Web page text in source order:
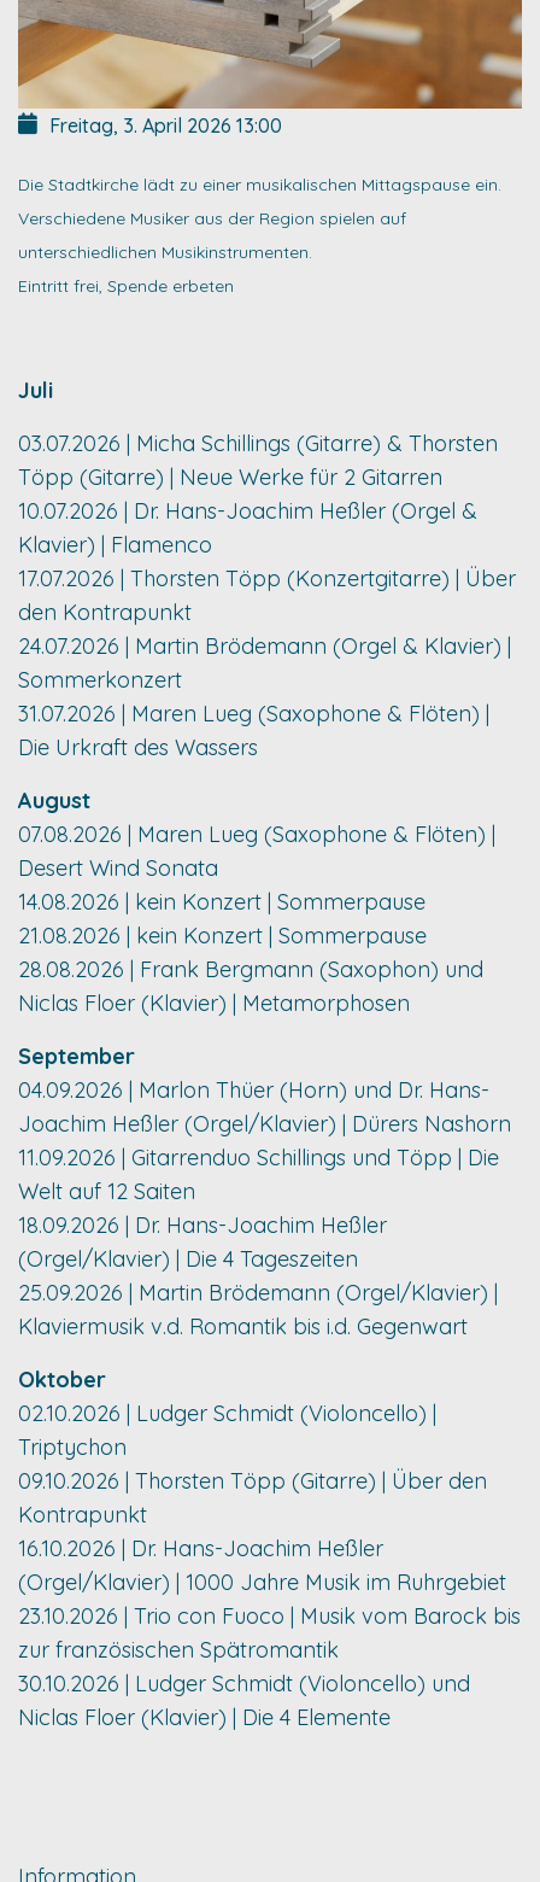
Freitag, 3. April 2026 13:00
Die Stadtkirche lädt zu einer musikalischen Mittagspause ein.
Verschiedene Musiker aus der Region spielen auf
unterschiedlichen Musikinstrumenten.
Eintritt frei, Spende erbeten
Juli
03.07.2026 | Micha Schillings (Gitarre) & Thorsten
Töpp (Gitarre) | Neue Werke für 2 Gitarren
10.07.2026 | Dr. Hans-Joachim Heßler (Orgel &
Klavier) | Flamenco
17.07.2026 | Thorsten Töpp (Konzertgitarre) | Über
den Kontrapunkt
24.07.2026 | Martin Brödemann (Orgel & Klavier) |
Sommerkonzert
31.07.2026 | Maren Lueg (Saxophone & Flöten) |
Die Urkraft des Wassers
August
07.08.2026 | Maren Lueg (Saxophone & Flöten) |
Desert Wind Sonata
14.08.2026 | kein Konzert | Sommerpause
21.08.2026 | kein Konzert | Sommerpause
28.08.2026 | Frank Bergmann (Saxophon) und
Niclas Floer (Klavier) | Metamorphosen
September
04.09.2026 | Marlon Thüer (Horn) und Dr. Hans-
Joachim Heßler (Orgel/Klavier) | Dürers Nashorn
11.09.2026 | Gitarrenduo Schillings und Töpp | Die
Welt auf 12 Saiten
18.09.2026 | Dr. Hans-Joachim Heßler
(Orgel/Klavier) | Die 4 Tageszeiten
25.09.2026 | Martin Brödemann (Orgel/Klavier) |
Klaviermusik v.d. Romantik bis i.d. Gegenwart
Oktober
02.10.2026 | Ludger Schmidt (Violoncello) |
Triptychon
09.10.2026 | Thorsten Töpp (Gitarre) | Über den
Kontrapunkt
16.10.2026 | Dr. Hans-Joachim Heßler
(Orgel/Klavier) | 1000 Jahre Musik im Ruhrgebiet
23.10.2026 | Trio con Fuoco | Musik vom Barock bis
zur französischen Spätromantik
30.10.2026 | Ludger Schmidt (Violoncello) und
Niclas Floer (Klavier) | Die 4 Elemente